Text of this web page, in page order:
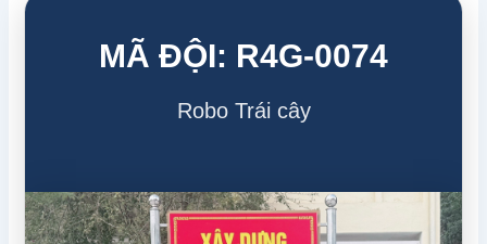
MÃ ĐỘI: R4G-0074
Robo Trái cây